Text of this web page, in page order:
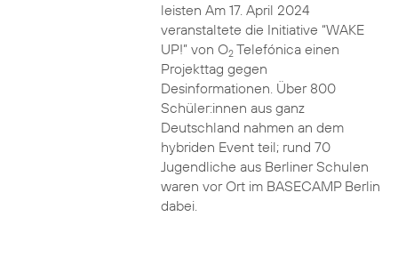
leisten Am 17. April 2024
veranstaltete die Initiative “WAKE
UP!” von O2Telefónica einen
Projekttag gegen
Desinformationen. Über 800
Schüler:innen aus ganz
Deutschland nahmen an dem
hybriden Event teil; rund 70
Jugendliche aus Berliner Schulen
waren vor Ort im BASECAMP Berlin
dabei.